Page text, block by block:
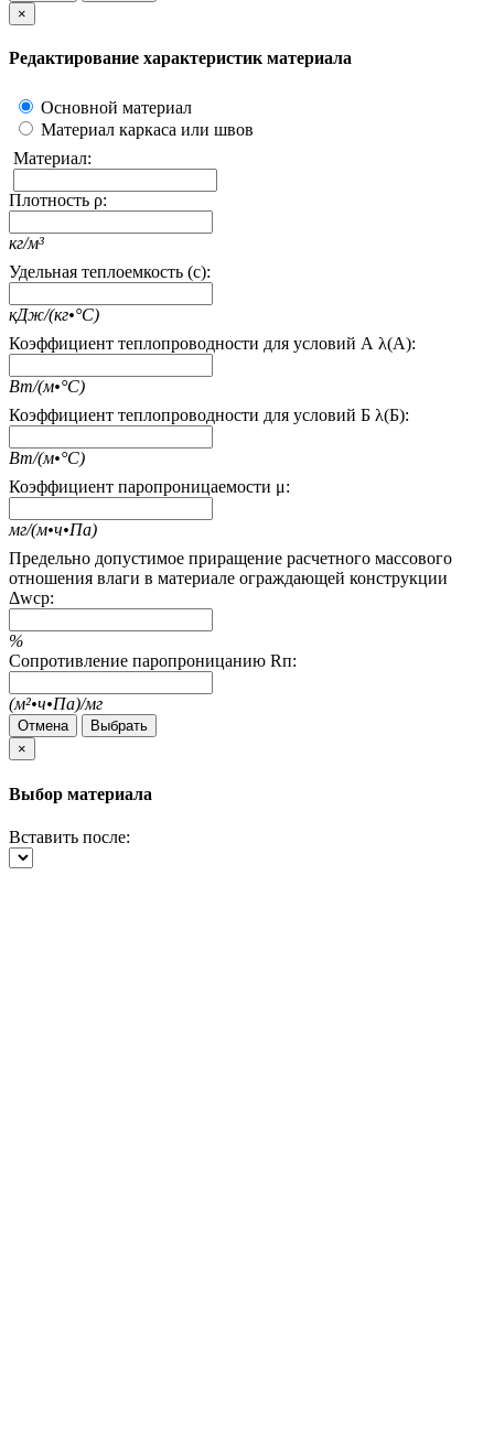
×
Редактирование характеристик материала
Основной материал
Материал каркаса или швов
Материал:
Плотность ρ:
кг/м³
Удельная теплоемкость (c):
кДж/(кг•°С)
Коэффициент теплопроводности для условий А λ(А):
Вт/(м•°С)
Коэффициент теплопроводности для условий Б λ(Б):
Вт/(м•°С)
Коэффициент паропроницаемости μ:
мг/(м•ч•Па)
Предельно допустимое приращение расчетного массового
отношения влаги в материале ограждающей конструкции
Δwcp:
%
Сопротивление паропроницанию Rп:
(м²•ч•Па)/мг
Отмена
Выбрать
×
Выбор материала
Вставить после: